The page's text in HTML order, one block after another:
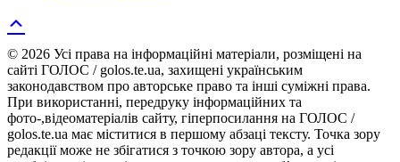
© 2026 Усі права на інформаційні матеріали, розміщені на
сайті ГОЛОС / golos.te.ua, захищені українським
законодавством про авторське право та інші суміжні права.
При використанні, передруку інформаційних та
фото-,відеоматеріалів сайту, гіперпосилання на ГОЛОС /
golos.te.ua має міститися в першому абзаці тексту. Точка зору
редакції може не збігатися з точкою зору автора, а усі